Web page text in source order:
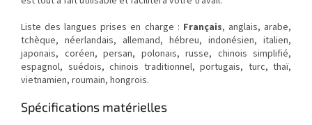
Liste des langues prises en charge : Français, anglais, arabe,
tchèque, néerlandais, allemand, hébreu, indonésien, italien,
japonais, coréen, persan, polonais, russe, chinois simplifié,
espagnol, suédois, chinois traditionnel, portugais, turc, thaï,
vietnamien, roumain, hongrois.
Spécifications matérielles